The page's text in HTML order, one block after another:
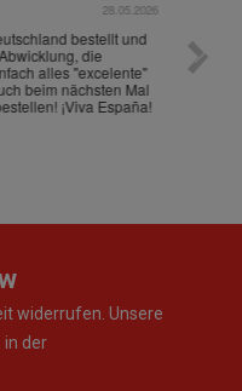
28.05.2026
bestellt und
die
alles "excelente"
beim nächsten Mal
¡Viva España!
Die
gut
ist
widerrufen. Unsere
in der